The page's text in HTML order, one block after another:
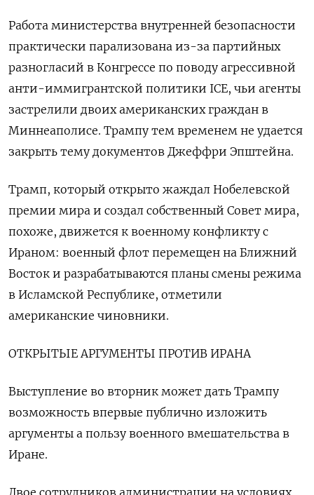
Работа министерства внутренней безопасности
практически парализована из-​за партийных
разногласий в Конгрессе по поводу агрессивной
анти-иммигрантской политики ICE, чьи агенты
застрелили двоих американских ‌граждан в
Миннеаполисе. Трампу тем временем не удается
закрыть тему документов Джеффри Эпштейна.
Трамп, который открыто жаждал ​Нобелевской
премии мира и создал собственный Совет мира,
похоже, движется к военному конфликту с
Ираном: военный флот перемещен ‌на Ближний
Восток и разрабатываются планы смены режима
в Исламской Республике, отметили
американские чиновники.
ОТКРЫТЫЕ АРГУМЕНТЫ ПРОТИВ ИРАНА
Выступление во вторник может дать Трампу
возможность впервые публично изложить
аргументы а пользу военного ​вмешательства в
Иране.
Двое сотрудников администрации на ​условиях